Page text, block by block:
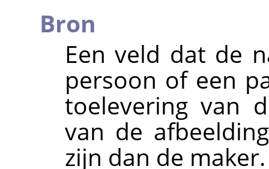
Bron
Een veld dat de
persoon of een
toelevering van
van de
zijn dan de maker.